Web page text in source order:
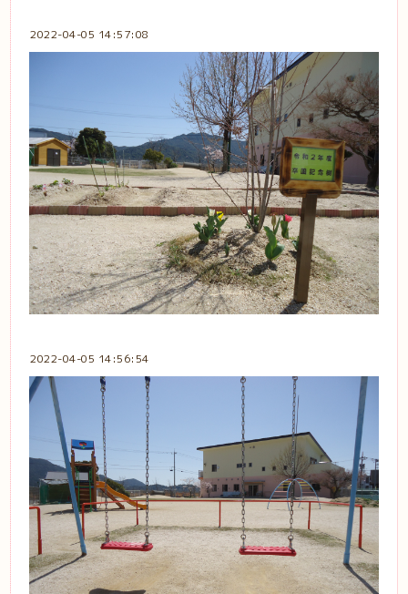
2022-04-05 14:57:08
2022-04-05 14:56:54